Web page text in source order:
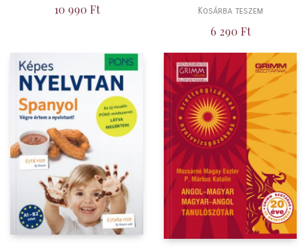
10 990 Ft Kosárba teszem
6 290 Ft